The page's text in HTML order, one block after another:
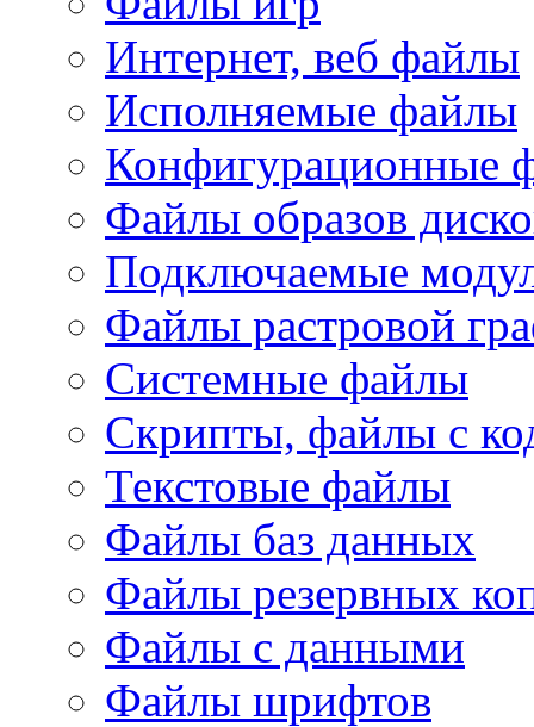
Интернет, веб файлы
Исполняемые файлы
Конфигурационные
Файлы образов
Подключаемые
Файлы растровой
Системные файлы
Скрипты, файлы с
Текстовые файлы
Файлы баз данных
Файлы резервных
Файлы с данными
Файлы шрифтов